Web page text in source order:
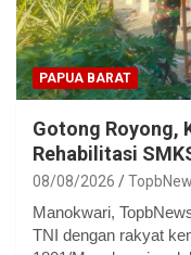
PAPUA BARAT
Gotong Royong,
Rehabilitasi
08/08/2026
Manokwari,
TNI dengan rakyat